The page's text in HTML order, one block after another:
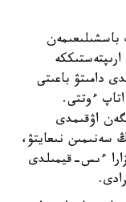
باسشىلىعىمەن
دامىتۋ باعىتى
ءوتتى.
اۋقىمدى
سەنىمىن نىعايتۋ،
ءىس-قيمىلدى